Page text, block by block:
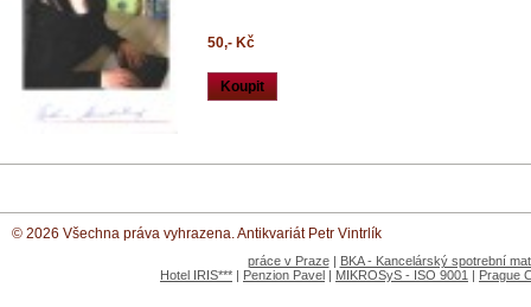
50,- Kč
Koupit
© 2026 Všechna práva vyhrazena. Antikvariát Petr Vintrlík
práce v Praze | BKA - Kancelárský spotrební
Hotel IRIS*** | Penzion Pavel | MIKROSyS - ISO 9001 | Prague